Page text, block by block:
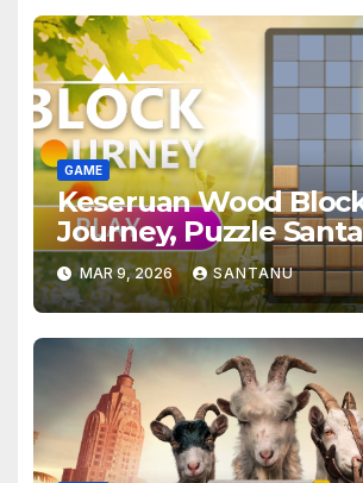
GAME
Keseruan Wood
Journey, Puzzle
Bikin Ketagihan
MAR 9, 2026 SANTANU